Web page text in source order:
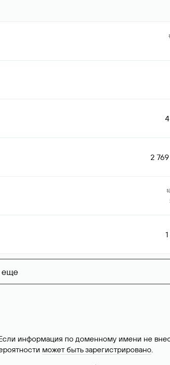
2
еще
информация по доменному имени не
может быть зарегистрировано.